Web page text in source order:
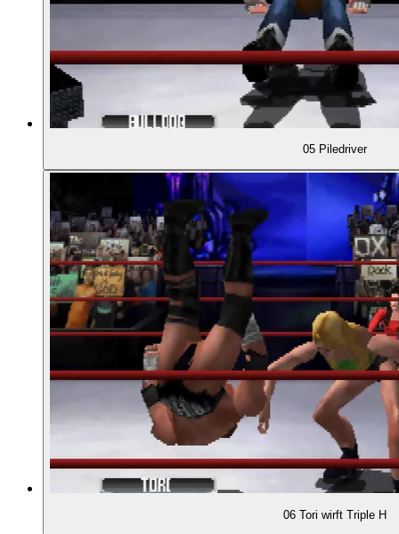
01:34:47 - Intro-Sequenzen vor dem Kampf
01:36:47 - Wahnsinnig schlechte Fotos in den Intros
- Limitierungen durch den Modulspeicher
01:39:00 - Storylines in den Kampagnen
01:40:42 - Verzweigende Wege durch die Kampagnen
01:42:15 - Vier Storyline-Varianten für einen einzigen
01:46:09 - Häufige Einmischungen
01:47:41 - Ein Versuch, Fehden einzuflechten
01:49:19 - Kayfabe in der Kampagne
05 Piledriver
06 Tori wirft Triple H